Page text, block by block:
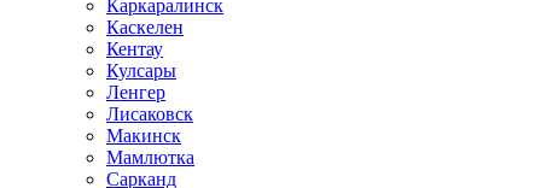
Каркаралинск
Каскелен
Кентау
Кулсары
Ленгер
Лисаковск
Макинск
Мамлютка
Сарканд